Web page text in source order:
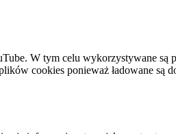
W tym celu wykorzystywane
cookies ponieważ ładowane